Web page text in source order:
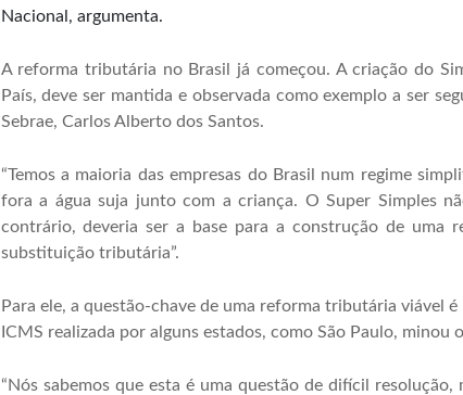
Nacional, argumenta.
A reforma tributária no Brasil já começou. A criação do
País, deve ser mantida e observada como exemplo a ser
Sebrae, Carlos Alberto dos Santos.
“Temos a maioria das empresas do Brasil num regime
fora a água suja junto com a criança. O Super Simples
contrário, deveria ser a base para a construção de uma
substituição tributária”.
Para ele, a questão-chave de uma reforma tributária viável
ICMS realizada por alguns estados, como São Paulo,
“Nós sabemos que esta é uma questão de difícil